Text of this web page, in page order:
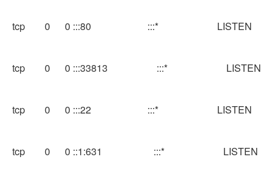
tcp 0 0 :::80 :::* LISTEN
tcp 0 0 :::33813 :::* LISTEN
tcp 0 0 :::22 :::* LISTEN
tcp 0 0 ::1:631 :::* LISTEN